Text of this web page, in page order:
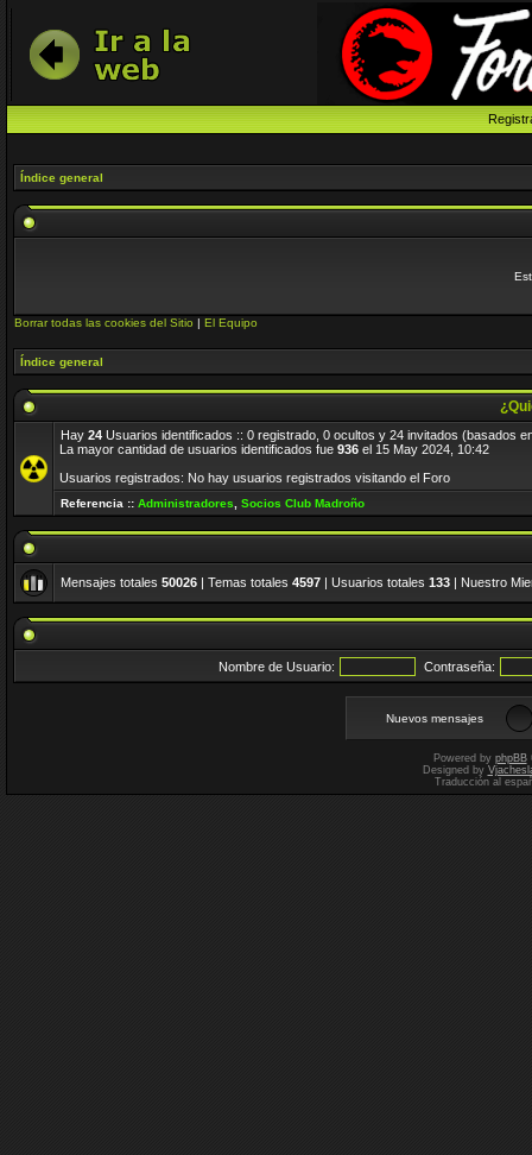
Índice general
Borrar todas las cookies del Sitio | El Equipo
Índice general
Hay 24 Usuarios identificados :: 0 registrado, 0 ocultos y 24 invitados (basados
La mayor cantidad de usuarios identificados fue 936 el 15 May 2024, 10:42
Usuarios registrados: No hay usuarios registrados visitando el Foro
Referencia :: Administradores Socios Club Madroño
Mensajes totales 50026 | Temas totales 4597 | Usuarios totales 133 | Nuestro
Nombre de Usuario: Contraseña:
Nuevos mensajes
Powered by phpBB
Designed by
Traducción al